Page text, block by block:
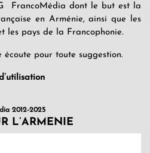
FrancoMédia dont le but est la
en Arménie, ainsi que les
les pays de la Francophonie.
écoute pour toute suggestion.
2012-2025
L’ARMENIE